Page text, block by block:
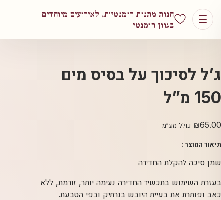
חנות מתנות רומנטיות, לאירועים מיוחדים
בגוון רומנטי
ג’ל לסיכוך על בסיס מים
150 מ”ל
₪65.00 כולל מע״מ
תיאור המוצר :
שמן סיכה להקלת החדירה
בעזרת השימוש בתכשיר החדירה נעימה יותר, זורמת, ללא
כאב ופותרת את בעיית היובש בנרתיק ובפי הטבעת.